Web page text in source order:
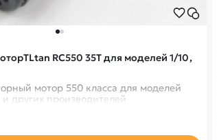
RC550 35T для моделей 1/10,
мотор 550 класса для моделей
и других производителей